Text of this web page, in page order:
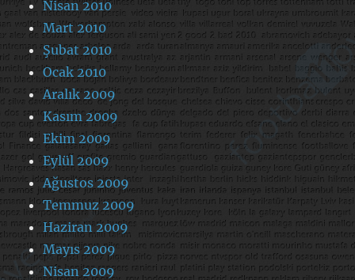
Nisan 2010
Mart 2010
Şubat 2010
Ocak 2010
Aralık 2009
Kasım 2009
Ekim 2009
Eylül 2009
Ağustos 2009
Temmuz 2009
Haziran 2009
Mayıs 2009
Nisan 2009